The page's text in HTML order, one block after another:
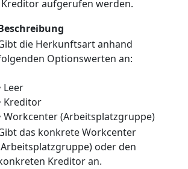
aufgerufen werden.
die Herkunftsart anhand
Optionswerten an:
Leer
Kreditor
Workcenter (Arbeitsplatzgruppe)
das konkrete Workcenter
oder den
Kreditor an.